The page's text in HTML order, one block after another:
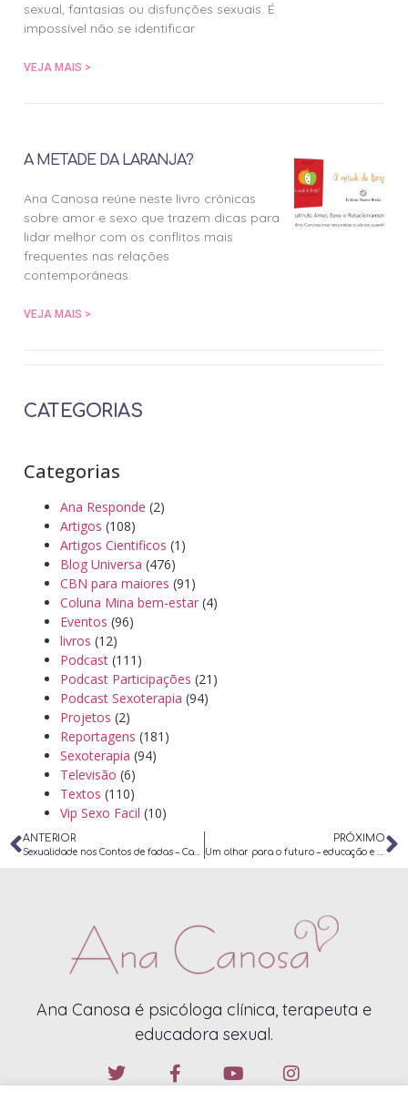
sexual, fantasias ou disfunções sexuais. É
impossível não se identificar
VEJA MAIS >
A METADE DA LARANJA?
Ana Canosa reúne neste livro crônicas
sobre amor e sexo que trazem dicas para
lidar melhor com os conflitos mais
frequentes nas relações
contemporâneas.
VEJA MAIS >
CATEGORIAS
Categorias
Ana Responde (2)
Artigos (108)
Artigos Cientificos (1)
Blog Universa (476)
CBN para maiores (91)
Coluna Mina bem-estar (4)
Eventos (96)
livros (12)
Podcast (111)
Podcast Participações (21)
Podcast Sexoterapia (94)
Projetos (2)
Reportagens (181)
Sexoterapia (94)
Televisão (6)
Textos (110)
Vip Sexo Facil (10)
ANTERIOR
Sexualidade nos Contos de fadas – Capitulo de Livro
PRÓXIMO
Um olhar para o futuro – educação e prevenção em sexualidade – Capitulo de Livro
Ana Canosa é psicóloga clínica, terapeuta e
educadora sexual.